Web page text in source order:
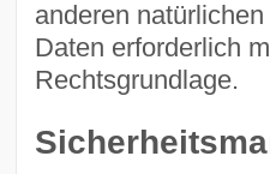
anderen
Daten erforderlich
Rechtsgrundlage.